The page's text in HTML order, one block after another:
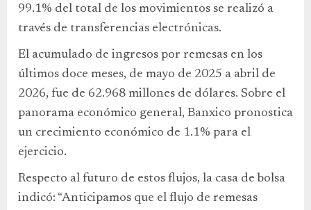
99.1% del total de los movimientos se realizó a
través de transferencias electrónicas.
El acumulado de ingresos por remesas en los
últimos doce meses, de mayo de 2025 a abril de
2026, fue de 62.968 millones de dólares. Sobre el
panorama económico general, Banxico pronostica
un crecimiento económico de 1.1% para el
ejercicio.
Respecto al futuro de estos flujos, la casa de bolsa
indicó: “Anticipamos que el flujo de remesas